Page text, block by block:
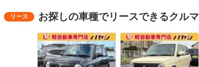
お探しの車種でリースできるクルマ